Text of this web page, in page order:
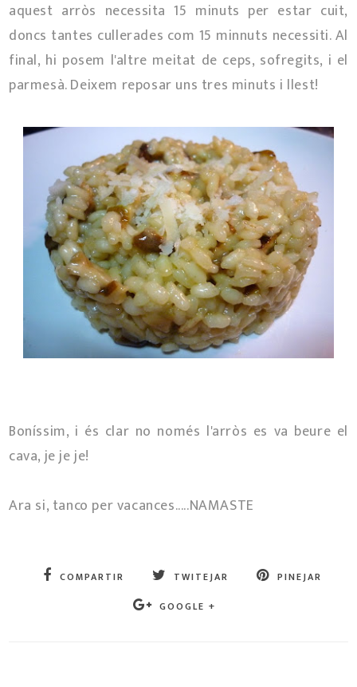
aquest arròs necessita 15 minuts per estar cuit,
doncs tantes cullerades com 15 minnuts necessiti. Al
final, hi posem l'altre meitat de ceps, sofregits, i el
parmesà. Deixem reposar uns tres minuts i llest!
Boníssim, i és clar no només l'arròs es va beure el
cava, je je je!
Ara si, tanco per vacances.....NAMASTE
COMPARTIR TWITEJAR
PINEJAR
GOOGLE +